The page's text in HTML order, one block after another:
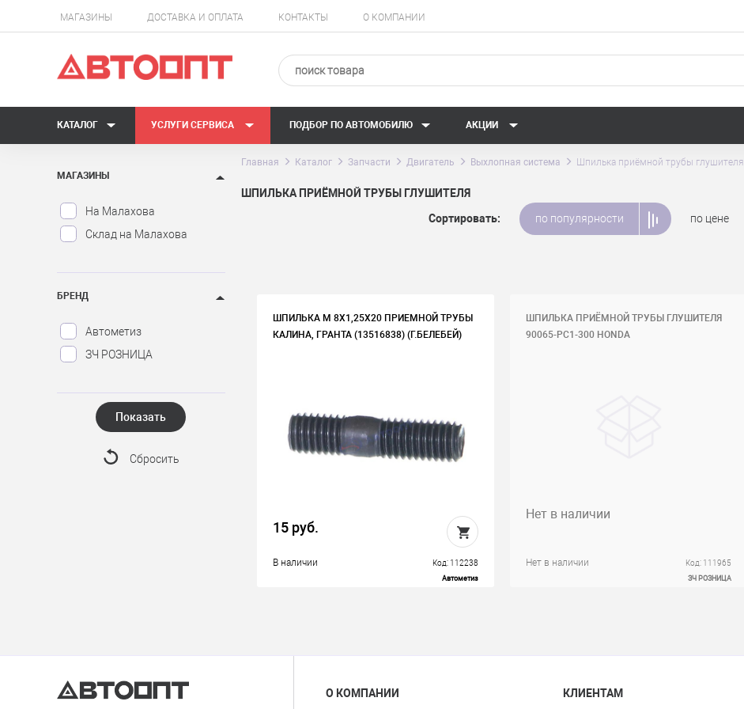
МАГАЗИНЫ ДОСТАВКА И ОПЛАТА КОНТАКТЫ О КОМПАНИИ
КАТАЛОГ УСЛУГИ СЕРВИСА ПОДБОР ПО АВТОМОБИЛЮ АКЦИИ
МАГАЗИНЫ
На Малахова
Склад на Малахова
БРЕНД
Автометиз
ЗЧ РОЗНИЦА
Показать
Сбросить
Главная Каталог Запчасти Двигатель Выхлопная система Шпилька приёмной трубы глушителя
ШПИЛЬКА ПРИЁМНОЙ ТРУБЫ ГЛУШИТЕЛЯ
Сортировать:
по популярности по цене
ШПИЛЬКА М 8Х1,25Х20 ПРИЕМНОЙ ТРУБЫ
КАЛИНА, ГРАНТА (13516838) (Г.БЕЛЕБЕЙ)
15 руб.
В наличии Код: 112238
Автометиз
ШПИЛЬКА ПРИЁМНОЙ ТРУБЫ ГЛУШИТЕЛЯ
90065-PC1-300 HONDA
Нет в наличии Код: 111965
ЗЧ РОЗНИЦА
Нет в наличии
О КОМПАНИИ КЛИЕНТАМ